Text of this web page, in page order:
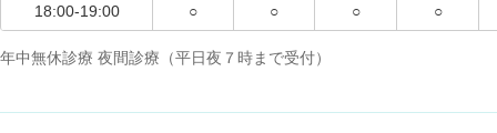
18:00-19:00 ○ ○ ○ ○
年中無休診療 夜間診療（平日夜７時まで受付）